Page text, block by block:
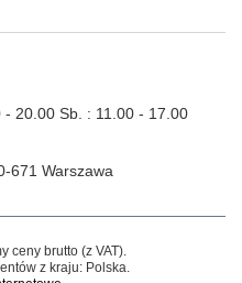
- 20.00 Sb. : 11.00 - 17.00
671 Warszawa
ceny brutto (z VAT).
z kraju: Polska.